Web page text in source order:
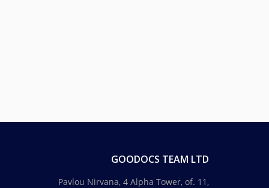
GOODOCS TEAM LTD
Pavlou Nirvana, 4 Alpha Tower, of. 11,